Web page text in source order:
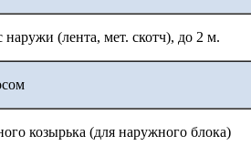
(лента, мет. скотч), до 2 м.
козырька (для наружного блока)